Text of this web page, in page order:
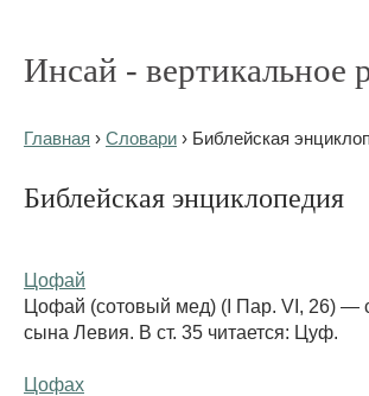
Инсай - вертикальное
Главная › Словари › Библейская
Библейская энциклопедия
Цофай
Цофай (сотовый мед) (I Пар. VI, 26) —
сына Левия. В ст. 35 читается: Цуф.
Цофах